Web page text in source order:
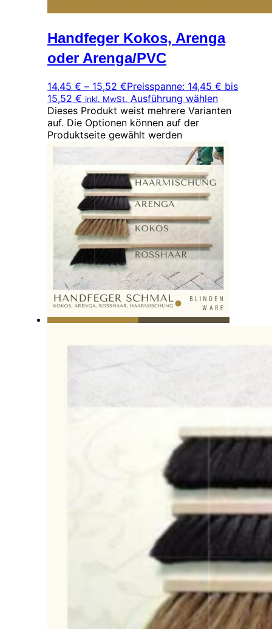
Handfeger Kokos, Arenga
oder Arenga/PVC
14,45 € – 15,52 €Preisspanne: 14,45 € bis
15,52 € inkl. MwSt. Ausführung wählen
Dieses Produkt weist mehrere Varianten
auf. Die Optionen können auf der
Produktseite gewählt werden